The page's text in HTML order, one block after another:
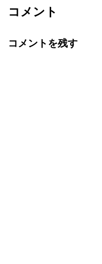
コメント
コメントを残す